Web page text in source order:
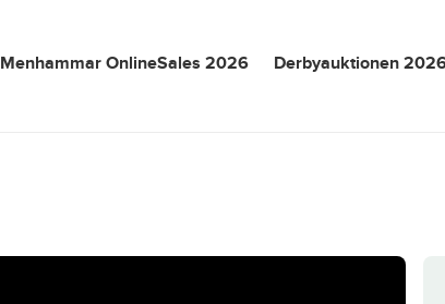
Menhammar OnlineSales 2026 Derbyauktionen